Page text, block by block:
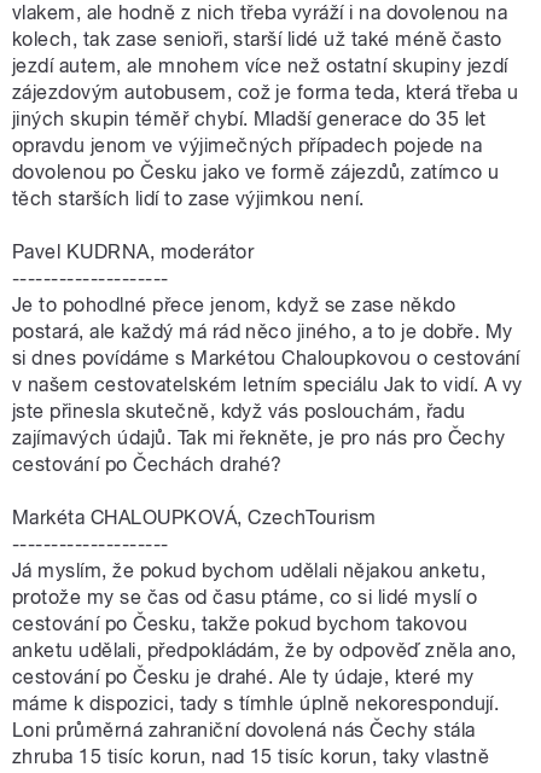
vlakem, ale hodně z nich třeba vyráží i na dovolenou na
kolech, tak zase senioři, starší lidé už také méně často
jezdí autem, ale mnohem více než ostatní skupiny jezdí
zájezdovým autobusem, což je forma teda, která třeba u
jiných skupin téměř chybí. Mladší generace do 35 let
opravdu jenom ve výjimečných případech pojede na
dovolenou po Česku jako ve formě zájezdů, zatímco u
těch starších lidí to zase výjimkou není.
Pavel KUDRNA, moderátor
--------------------
Je to pohodlné přece jenom, když se zase někdo
postará, ale každý má rád něco jiného, a to je dobře. My
si dnes povídáme s Markétou Chaloupkovou o cestování
v našem cestovatelském letním speciálu Jak to vidí. A vy
jste přinesla skutečně, když vás poslouchám, řadu
zajímavých údajů. Tak mi řekněte, je pro nás pro Čechy
cestování po Čechách drahé?
Markéta CHALOUPKOVÁ, CzechTourism
--------------------
Já myslím, že pokud bychom udělali nějakou anketu,
protože my se čas od času ptáme, co si lidé myslí o
cestování po Česku, takže pokud bychom takovou
anketu udělali, předpokládám, že by odpověď zněla ano,
cestování po Česku je drahé. Ale ty údaje, které my
máme k dispozici, tady s tímhle úplně nekorespondují.
Loni průměrná zahraniční dovolená nás Čechy stála
zhruba 15 tisíc korun, nad 15 tisíc korun, taky vlastně